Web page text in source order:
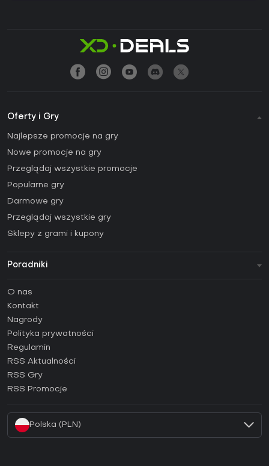
Oferty i Gry
Najlepsze promocje na gry
Nowe promocje na gry
Przeglądaj wszystkie promocje
Popularne gry
Darmowe gry
Przeglądaj wszystkie gry
Sklepy z grami i kupony
Poradniki
Poradniki
Jak aktywować klucz Steam (CD Key)?
Jak aktywować klucz Epic Games (CD Key)?
Jak aktywować klucz GOG (CD Key)?
Jak aktywować klucz Ubisoft Connect (CD Key)?
O nas
Kontakt
Nagrody
Polityka prywatności
Regulamin
RSS Aktualności
RSS Gry
RSS Promocje
Polska (PLN)